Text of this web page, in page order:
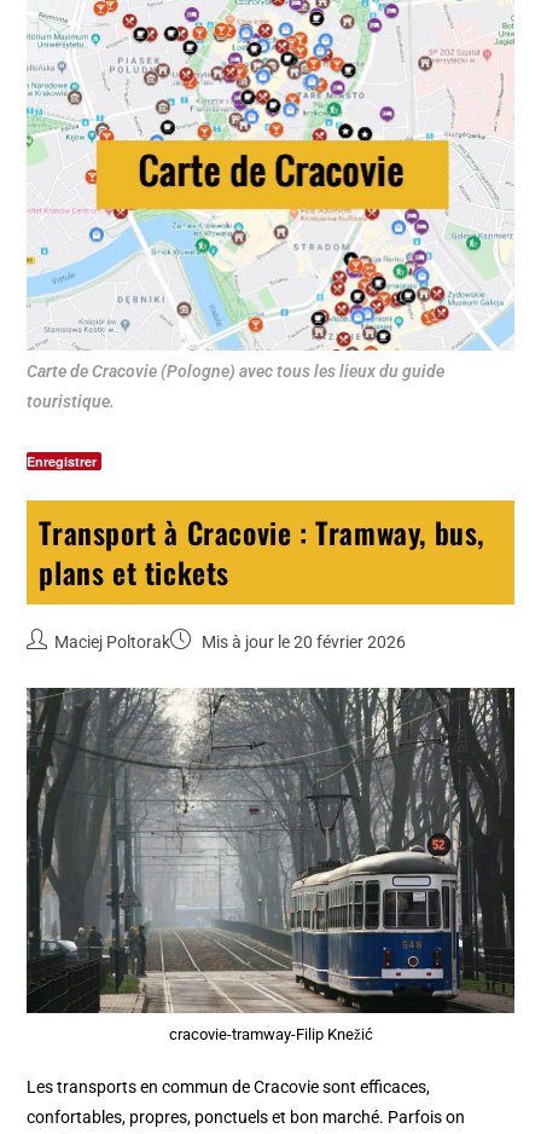
Carte de Cracovie (Pologne) avec tous les lieux du guide
touristique.
Enregistrer
Transport à Cracovie : Tramway, bus,
plans et tickets
Maciej Poltorak Mis à jour le 20 février 2026
cracovie-tramway-Filip Knežić
Les transports en commun de Cracovie sont efficaces,
confortables, propres, ponctuels et bon marché. Parfois on